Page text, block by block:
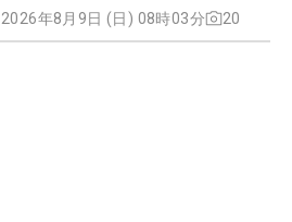
2026年8月9日 (日) 08時03分 20